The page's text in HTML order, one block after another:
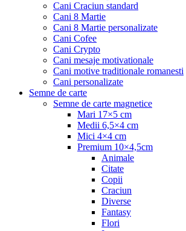
Cani Craciun standard
Cani 8 Martie
Cani 8 Martie personalizate
Cani Cofee
Cani Crypto
Cani mesaje motivationale
Cani motive traditionale romanesti
Cani personalizate
Semne de carte
Semne de carte magnetice
Mari 17×5 cm
Medii 6,5×4 cm
Mici 4×4 cm
Premium 10×4,5cm
Animale
Citate
Copii
Craciun
Diverse
Fantasy
Flori